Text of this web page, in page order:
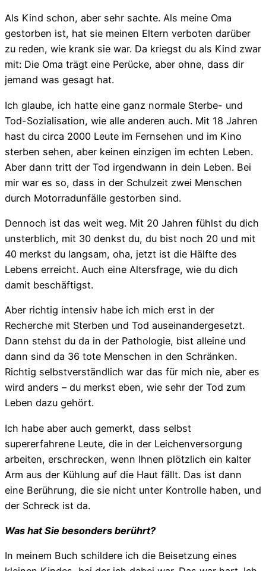
Als Kind schon, aber sehr sachte. Als meine Oma
gestorben ist, hat sie meinen Eltern verboten darüber
zu reden, wie krank sie war. Da kriegst du als Kind zwar
mit: Die Oma trägt eine Perücke, aber ohne, dass dir
jemand was gesagt hat.
Ich glaube, ich hatte eine ganz normale Sterbe- und
Tod-Sozialisation, wie alle anderen auch. Mit 18 Jahren
hast du circa 2000 Leute im Fernsehen und im Kino
sterben sehen, aber keinen einzigen im echten Leben.
Aber dann tritt der Tod irgendwann in dein Leben. Bei
mir war es so, dass in der Schulzeit zwei Menschen
durch Motorradunfälle gestorben sind.
Dennoch ist das weit weg. Mit 20 Jahren fühlst du dich
unsterblich, mit 30 denkst du, du bist noch 20 und mit
40 merkst du langsam, oha, jetzt ist die Hälfte des
Lebens erreicht. Auch eine Altersfrage, wie du dich
damit beschäftigst.
Aber richtig intensiv habe ich mich erst in der
Recherche mit Sterben und Tod auseinandergesetzt.
Dann stehst du da in der Pathologie, bist alleine und
dann sind da 36 tote Menschen in den Schränken.
Richtig selbstverständlich war das für mich nie, aber es
wird anders – du merkst eben, wie sehr der Tod zum
Leben dazu gehört.
Ich habe aber auch gemerkt, dass selbst
supererfahrene Leute, die in der Leichenversorgung
arbeiten, erschrecken, wenn Ihnen plötzlich ein kalter
Arm aus der Kühlung auf die Haut fällt. Das ist dann
eine Berührung, die sie nicht unter Kontrolle haben, und
der Schreck ist da.
Was hat Sie besonders berührt?
In meinem Buch schildere ich die Beisetzung eines